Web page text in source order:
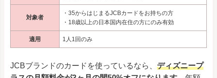
対象者
・35からはじまるJCBカードをお持ちの方
・18歳以上の日本国内在住の方にのみ有効
適用 1人1回のみ
JCBブランドのカードを使っているなら、 ディズニープ